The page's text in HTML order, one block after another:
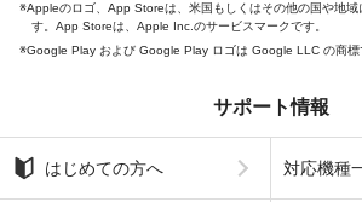
Appleのロゴ、App Storeは、米国もしくはその他の国や地
す。App Storeは、Apple Inc.のサービスマークです。
Google Play および Google Play ロゴは Google LLC の商標
サポート情報
はじめての方へ 対応機種